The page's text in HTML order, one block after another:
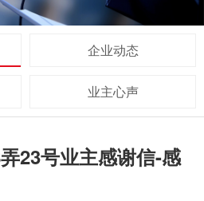
企业动态
业主心声
23号业主感谢信-感